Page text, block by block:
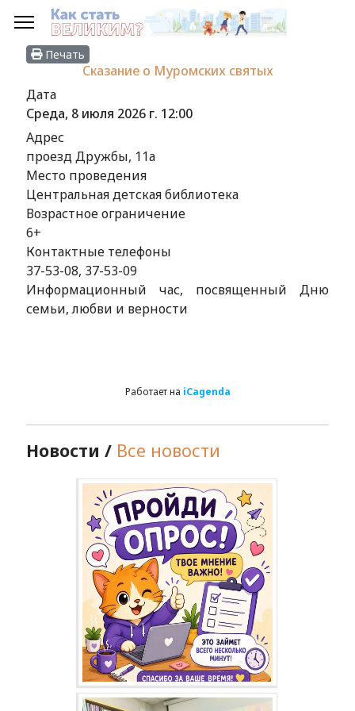
Печать
Сказание о Муромских святых
Дата
Среда, 8 июля 2026 г. 12:00
Адрес
проезд Дружбы, 11а
Место проведения
Центральная детская библиотека
Возрастное ограничение
6+
Контактные телефоны
37-53-08, 37-53-09
Информационный час, посвященный Дню
семьи, любви и верности
Работает на iCagenda
Новости / Все новости